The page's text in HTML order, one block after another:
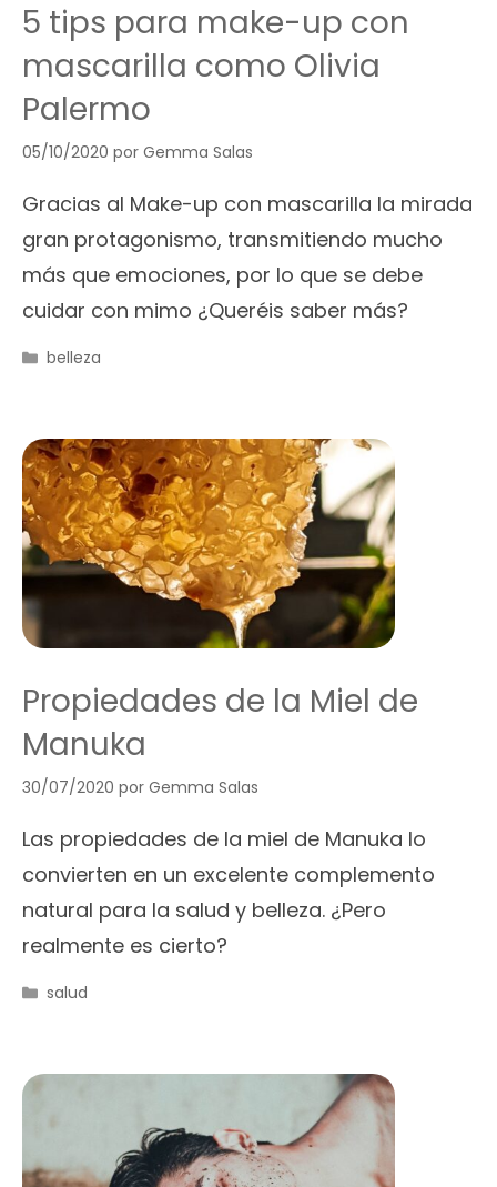
5 tips para make-up con
mascarilla como Olivia
Palermo
05/10/2020 por Gemma Salas
Gracias al Make-up con mascarilla la mirada
gran protagonismo, transmitiendo mucho
más que emociones, por lo que se debe
cuidar con mimo ¿Queréis saber más?
Categorías
belleza
Propiedades de la Miel de
Manuka
30/07/2020 por Gemma Salas
Las propiedades de la miel de Manuka lo
convierten en un excelente complemento
natural para la salud y belleza. ¿Pero
realmente es cierto?
Categorías
salud